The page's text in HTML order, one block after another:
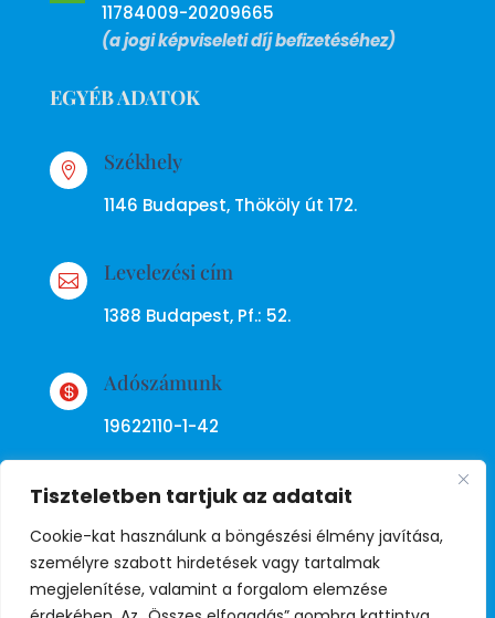
Tiszteletben tartjuk az adatait
Cookie-kat használunk a böngészési élmény javítása,
személyre szabott hirdetések vagy tartalmak
megjelenítése, valamint a forgalom elemzése
11784009-20209665
(a jogi képviseleti díj befizetéséhez)
EGYÉB ADATOK
 Székhely
1146 Budapest, Thököly út 172.
 Levelezési cím
1388 Budapest, Pf.: 52.
 Adószámunk
19622110-1-42
Adatkezelési tájékoztató